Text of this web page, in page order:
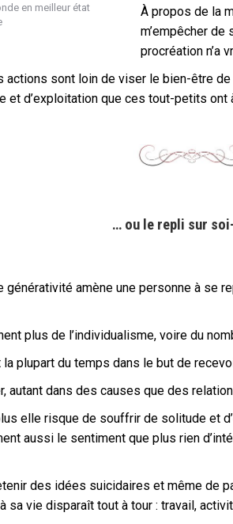
en meilleur état
À propos de la
m’empêcher de
procréation n’a
actions sont loin de viser le bien-être
et d’exploitation que ces tout-petits ont
… ou le repli sur
générativité amène une personne à
plus de l’individualisme, voire du
la plupart du temps dans le but de
autant dans des causes que des
elle risque de souffrir de solitude et
aussi le sentiment que plus rien
des idées suicidaires et même de
sa vie disparaît tout à tour : travail,